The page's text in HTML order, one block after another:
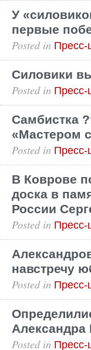
У
первые
Posted in Пресс-
Силовики
Posted in Пресс-
Самбистка
«Мастером
Posted in Пресс-
В Коврове
доска в
России
Posted in Пресс-
навстречу
Posted in Пресс-
Александра
Posted in Пресс-